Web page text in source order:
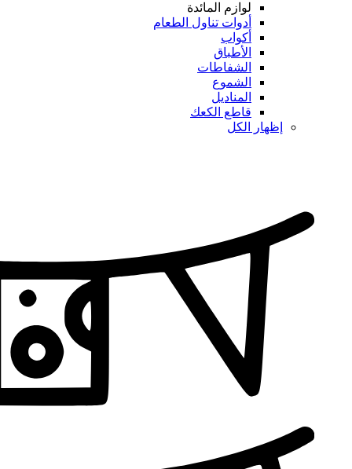
لوازم المائدة
أدوات تناول الطعام
أكواب
الأطباق
الشفاطات
الشموع
المناديل
قاطع الكعك
إظهار الكل